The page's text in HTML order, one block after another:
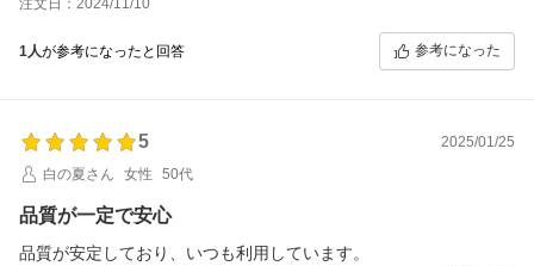
1人が参考になったと回答 参考になった
5
2025/01/25
白の夏さん
女性 50代
品質が一定で安心
品質が安定しており、いつも利用しています。